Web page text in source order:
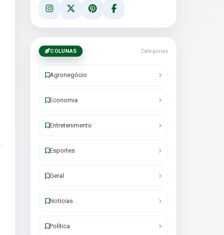
COLUNAS Categorias
Agronegócio
Economia
Entretenimento
Esportes
Geral
Notícias
Política